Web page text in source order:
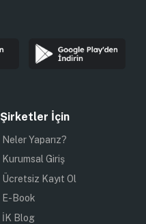
Şirketler İçin
Neler Yaparız?
Kurumsal Giriş
Ücretsiz Kayıt Ol
E-Book
İK Blog